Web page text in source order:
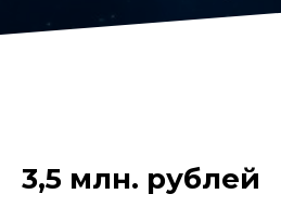
3,5 млн. рублей